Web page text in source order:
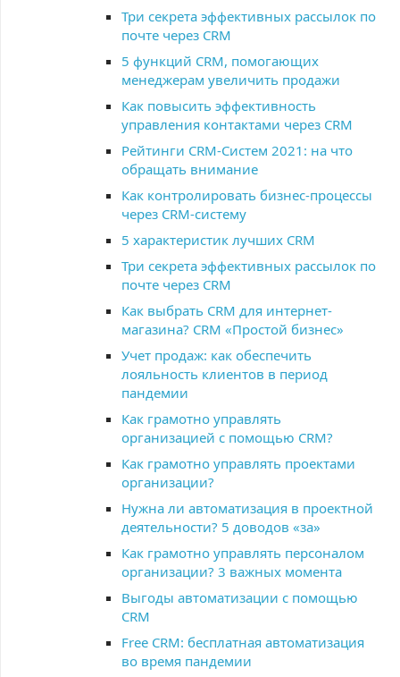
Три секрета эффективных рассылок по
почте через CRM
5 функций CRM, помогающих
менеджерам увеличить продажи
Как повысить эффективность
управления контактами через CRM
Рейтинги CRM-Систем 2021: на что
обращать внимание
Как контролировать бизнес-процессы
через CRM-систему
5 характеристик лучших CRM
Три секрета эффективных рассылок по
почте через CRM
Как выбрать CRM для интернет-
магазина? CRM «Простой бизнес»
Учет продаж: как обеспечить
лояльность клиентов в период
пандемии
Как грамотно управлять
организацией с помощью CRM?
Как грамотно управлять проектами
организации?
Нужна ли автоматизация в проектной
деятельности? 5 доводов «за»
Как грамотно управлять персоналом
организации? 3 важных момента
Выгоды автоматизации с помощью
CRM
Free CRM: бесплатная автоматизация
во время пандемии